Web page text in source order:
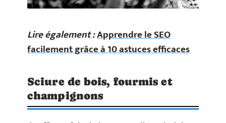
Lire également :Apprendre le SEO
facilement grâce à 10 astuces efficaces
Sciure de bois, fourmis et
champignons